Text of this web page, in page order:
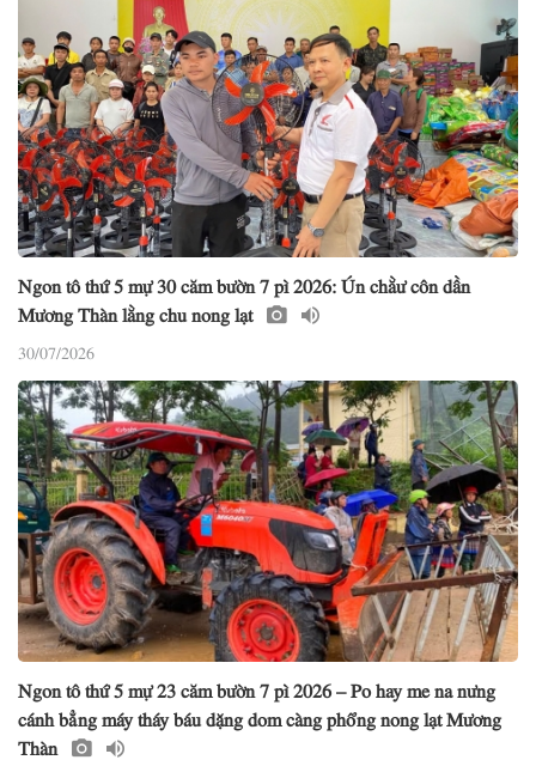
Ngon tô thứ 5 mự 30 căm bườn 7 pì 2026: Ún chằư côn dần
Mương Thàn lằng chu nong lạt
30/07/2026
Ngon tô thứ 5 mự 23 căm bườn 7 pì 2026 – Po hay me na nưng
cánh bẳng máy tháy báu dặng dom càng phổng nong lạt Mương
Thàn